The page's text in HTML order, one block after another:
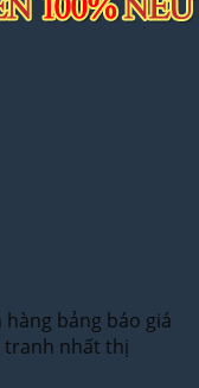
hàng bảng báo giá
tranh nhất thị